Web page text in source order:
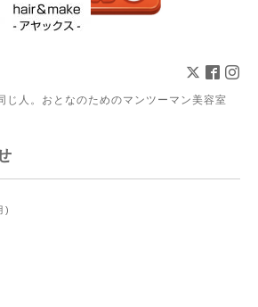
じ人。おとなのためのマンツーマン美容室
)